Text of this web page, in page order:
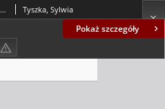
Pokaż szczegóły
Zapożyczenia w twórczości Adama Mickiewicza z lat 1818-1828 = Foreign words in Adam Mickiewicz's output from the years 1818-1828 Tyszka, Sylwia